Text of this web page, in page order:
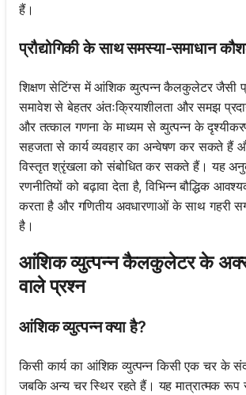
हैं।
प्रौद्योगिकी के साथ समस्या-समाधान
शिक्षण सेटिंग्स में आंशिक व्युत्पन्न कैलकुलेटर जैसी
समावेश से बेहतर अंतःक्रियाशीलता और समझ
और तत्काल गणना के माध्यम से व्युत्पन्न के
सहजता से कार्य व्यवहार का अन्वेषण कर सकते हैं
विस्तृत श्रृंखला को संबोधित कर सकते हैं। यह
रणनीतियों को बढ़ावा देता है, विभिन्न बौद्धिक
करता है और गणितीय अवधारणाओं के साथ गहरी
है।
आंशिक व्युत्पन्न कैलकुलेटर के
वाले प्रश्न
आंशिक व्युत्पन्न क्या है?
किसी कार्य का आंशिक व्युत्पन्न किसी एक चर के
जबकि अन्य चर स्थिर रहते हैं। यह मात्रात्मक रूप